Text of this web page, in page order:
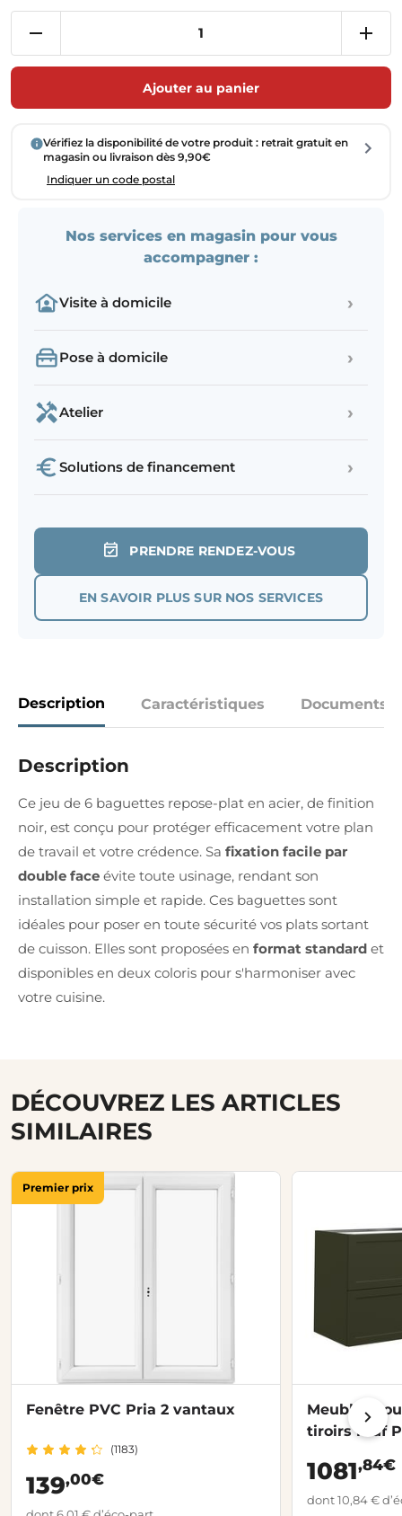
Ajouter au panier
Vérifiez la disponibilité de votre produit : retrait gratuit en
magasin ou livraison dès 9,90€
Indiquer un code postal
Nos services en magasin pour vous
accompagner :
Visite à domicile ›
Pose à domicile ›
Atelier ›
Solutions de financement ›
PRENDRE RENDEZ-VOUS
EN SAVOIR PLUS SUR NOS SERVICES
Description Caractéristiques Documents
Description
Ce jeu de 6 baguettes repose-plat en acier, de finition
noir, est conçu pour protéger efficacement votre plan
de travail et votre crédence. Sa fixation facile par
double face évite toute usinage, rendant son
installation simple et rapide. Ces baguettes sont
idéales pour poser en toute sécurité vos plats sortant
de cuisson. Elles sont proposées en format standard et
disponibles en deux coloris pour s'harmoniser avec
votre cuisine.
DÉCOUVREZ LES ARTICLES
SIMILAIRES
Premier prix
Fenêtre PVC Pria 2 vantaux
(1183)
139,00€
Meubles
tiroirs mdf
1081,84€
dont 10,84 €